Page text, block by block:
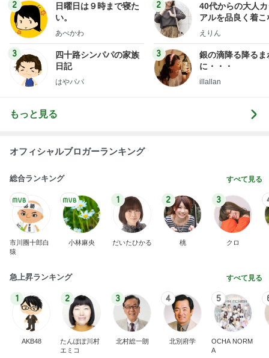
2
日曜日は９時まで寝た
い。
あべかわ
3
四十路シンパパの家族
日記
はやパパ
2
40代からの大人
アルを品良く着こ
ファッションブロ
えりん
3
銀の滴降る降るま
に・・・
illallan
もっと見る
オフィシャルブロガーランキング
総合ランキング すべて見る
市川團十郎白
猿
小林麻央
1
だいたひかる
2
桃
3
クロ
急上昇ランキング すべて見る
1
AKB48
2
たんぽぽ川村
エミコ
3
北村総一朗
4
北別府学
5
OCHA NORM
A